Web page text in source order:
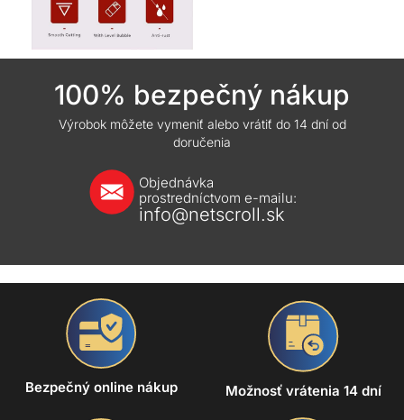
100% bezpečný nákup
Výrobok môžete vymeniť alebo vrátiť do 14 dní od
doručenia
Objednávka
prostredníctvom e-mailu:
info@netscroll.sk
Bezpečný online nákup Možnosť vrátenia 14 dní